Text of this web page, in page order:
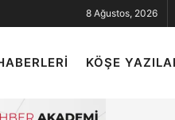
8 Ağustos, 2026
KÖŞE